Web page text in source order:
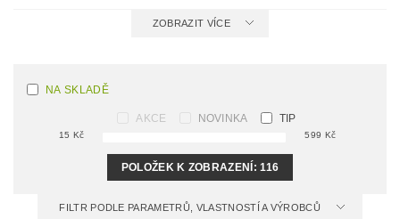
ZOBRAZIT VÍCE
NA SKLADĚ
AKCE NOVINKA TIP
15 Kč 599 Kč
POLOŽEK K ZOBRAZENÍ:116
FILTR PODLE PARAMETRŮ, VLASTNOSTÍ A VÝROBCŮ